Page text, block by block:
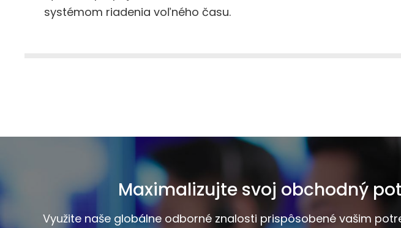
systémom riadenia voľného času.
Maximalizujte svoj obchodný
Využite naše globálne odborné znalosti prispôsobené vašim